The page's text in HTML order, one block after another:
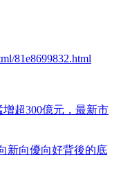
81e8699832.html
超300億元，最新市
新向優向好背後的底